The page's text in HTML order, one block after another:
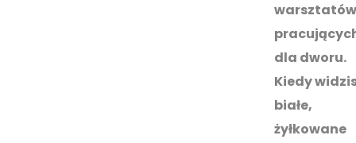
warsztatów
dla dworu.
Kiedy
białe,
żyłkowane